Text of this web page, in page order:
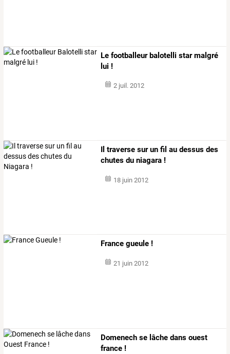
Le footballeur balotelli star malgré
lui !
2 juil. 2012
Il traverse sur un fil au dessus des
chutes du niagara !
18 juin 2012
France gueule !
21 juin 2012
Domenech se lâche dans ouest
france !